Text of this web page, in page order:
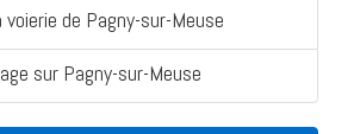
de Pagny-sur-Meuse
sur Pagny-sur-Meuse